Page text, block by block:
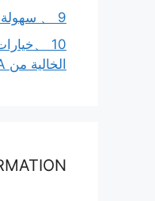
9 、 سهولة إعادة الملء بفتحة واسعة
10 、
الخالية من BPA